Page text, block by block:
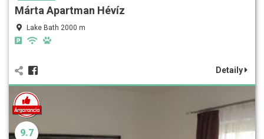
Márta Apartman Hévíz
Lake Bath 2000 m
Detaily
9.7